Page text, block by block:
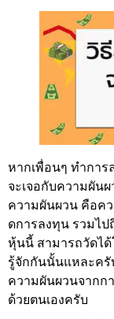
หากเพื่อนๆ ทำกา
จะเจอกับความผัน
ความผันผวน คือค
ดการลงทุน รวมไ
หุ้นนี้ สามารถวัดได้
รู้จักกันนั้นแหละครั
ความผันผวนจากก
ด้วยตนเองครับ